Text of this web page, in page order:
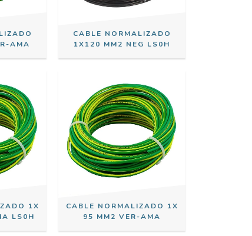
AMA
CABLE NORMALIZADO
1X120 MM2 NEG LS0H
1X
LS0H
CABLE NORMALIZADO 1X
95 MM2 VER-AMA